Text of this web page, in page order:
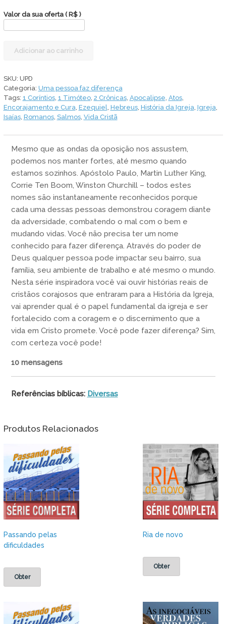
Valor da sua oferta ( R$ )
pessoa
Adicionar ao carrinho
SKU: UPD
Categoria: Uma pessoa faz diferença
Tags: 1 Coríntios, 1 Timóteo, 2 Crônicas, Apocalipse Atos,
Encorajamento e Cura Ezequiel Hebreus, História da Igreja Igreja
Isaías, Romanos, Salmos, Vida Cristã
Mesmo que as ondas da oposição nos assustem,
podemos nos manter fortes, até mesmo quando
estamos sozinhos. Apóstolo Paulo, Martin Luther King,
Corrie Ten Boom, Winston Churchill – todos estes
nomes são instantaneamente reconhecidos porque
cada uma dessas pessoas demonstrou coragem diante
da adversidade, combatendo o mal com o bem e
mudando vidas. Você não precisa ter um nome
conhecido para fazer diferença. Através do poder de
Deus qualquer pessoa pode impactar seu bairro, sua
família, seu ambiente de trabalho e até mesmo o mundo.
Nesta série inspiradora você vai ouvir histórias reais de
cristãos corajosos que entraram para a História da Igreja,
vai aprender qual é o papel fundamental da igreja e ser
fortalecido com a coragem e o discernimento que a
vida em Cristo promete. Você pode fazer diferença? Sim,
com certeza você pode!
10 mensagens
Referências bíblicas: Diversas
Produtos Relacionados
Passando pelas
dificuldades
Obter
Ria de novo
Obter